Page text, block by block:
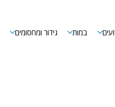
במות גידור ומחסומים